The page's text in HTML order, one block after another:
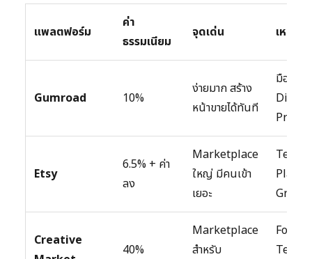
แพลตฟอร์ม
ค่า
ธรรมเนียม
จุดเด่น เหมาะ
Gumroad 10%
ง่ายมาก สร้าง
หน้าขายได้ทันที
มือใหม่
Digital
Etsy
6.5% + ค่า
ลง
Marketplace
ใหญ่ มีคนเข้า
เยอะ
Creative
40%
Marketplace
สำหรับ
Font,